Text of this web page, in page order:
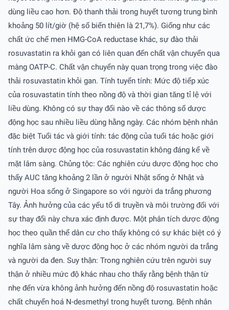
dùng liều cao hơn. Ðộ thanh thải trong huyết tương trung bình
khoảng 50 lít/giờ (hệ số biến thiên là 21,7%). Giống như các
chất ức chế men HMG-CoA reductase khác, sự đào thải
rosuvastatin ra khỏi gan có liên quan đến chất vận chuyển qua
màng OATP-C. Chất vận chuyển này quan trọng trong việc đào
thải rosuvastatin khỏi gan. Tính tuyến tính: Mức độ tiếp xúc
của rosuvastatin tính theo nồng độ và thời gian tăng tỉ lệ với
liều dùng. Không có sự thay đổi nào về các thông số dược
động học sau nhiều liều dùng hằng ngày. Các nhóm bệnh nhân
đặc biệt Tuổi tác và giới tính: tác động của tuổi tác hoặc giới
tính trên dược động học của rosuvastatin không đáng kể về
mặt lâm sàng. Chủng tộc: Các nghiên cứu dược động học cho
thấy AUC tăng khoảng 2 lần ở người Nhật sống ở Nhật và
người Hoa sống ở Singapore so với người da trắng phương
Tây. Ảnh hưởng của các yếu tố di truyền và môi trường đối với
sự thay đổi này chưa xác định được. Một phân tích dược động
học theo quần thể dân cư cho thấy không có sự khác biệt có ý
nghĩa lâm sàng về dược động học ở các nhóm người da trắng
và người da đen. Suy thận: Trong nghiên cứu trên người suy
thận ở nhiều mức độ khác nhau cho thấy rằng bệnh thận từ
nhẹ đến vừa không ảnh hưởng đến nồng độ rosuvastatin hoặc
chất chuyển hoá N-desmethyl trong huyết tương. Bệnh nhân